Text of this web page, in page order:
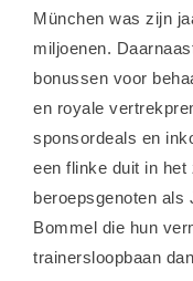
München was zijn
miljoenen.
bonussen voor
en royale
sponsordeals en
een flinke duit in het
beroepsgenoten als
Bommel die hun
trainersloopbaan